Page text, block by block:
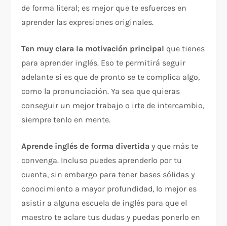
de forma literal; es mejor que te esfuerces en
aprender las expresiones originales.
Ten muy clara la motivación principal que tienes
para aprender inglés. Eso te permitirá seguir
adelante si es que de pronto se te complica algo,
como la pronunciación. Ya sea que quieras
conseguir un mejor trabajo o irte de intercambio,
siempre tenlo en mente.
Aprende inglés de forma divertida y que más te
convenga. Incluso puedes aprenderlo por tu
cuenta, sin embargo para tener bases sólidas y
conocimiento a mayor profundidad, lo mejor es
asistir a alguna escuela de inglés para que el
maestro te aclare tus dudas y puedas ponerlo en